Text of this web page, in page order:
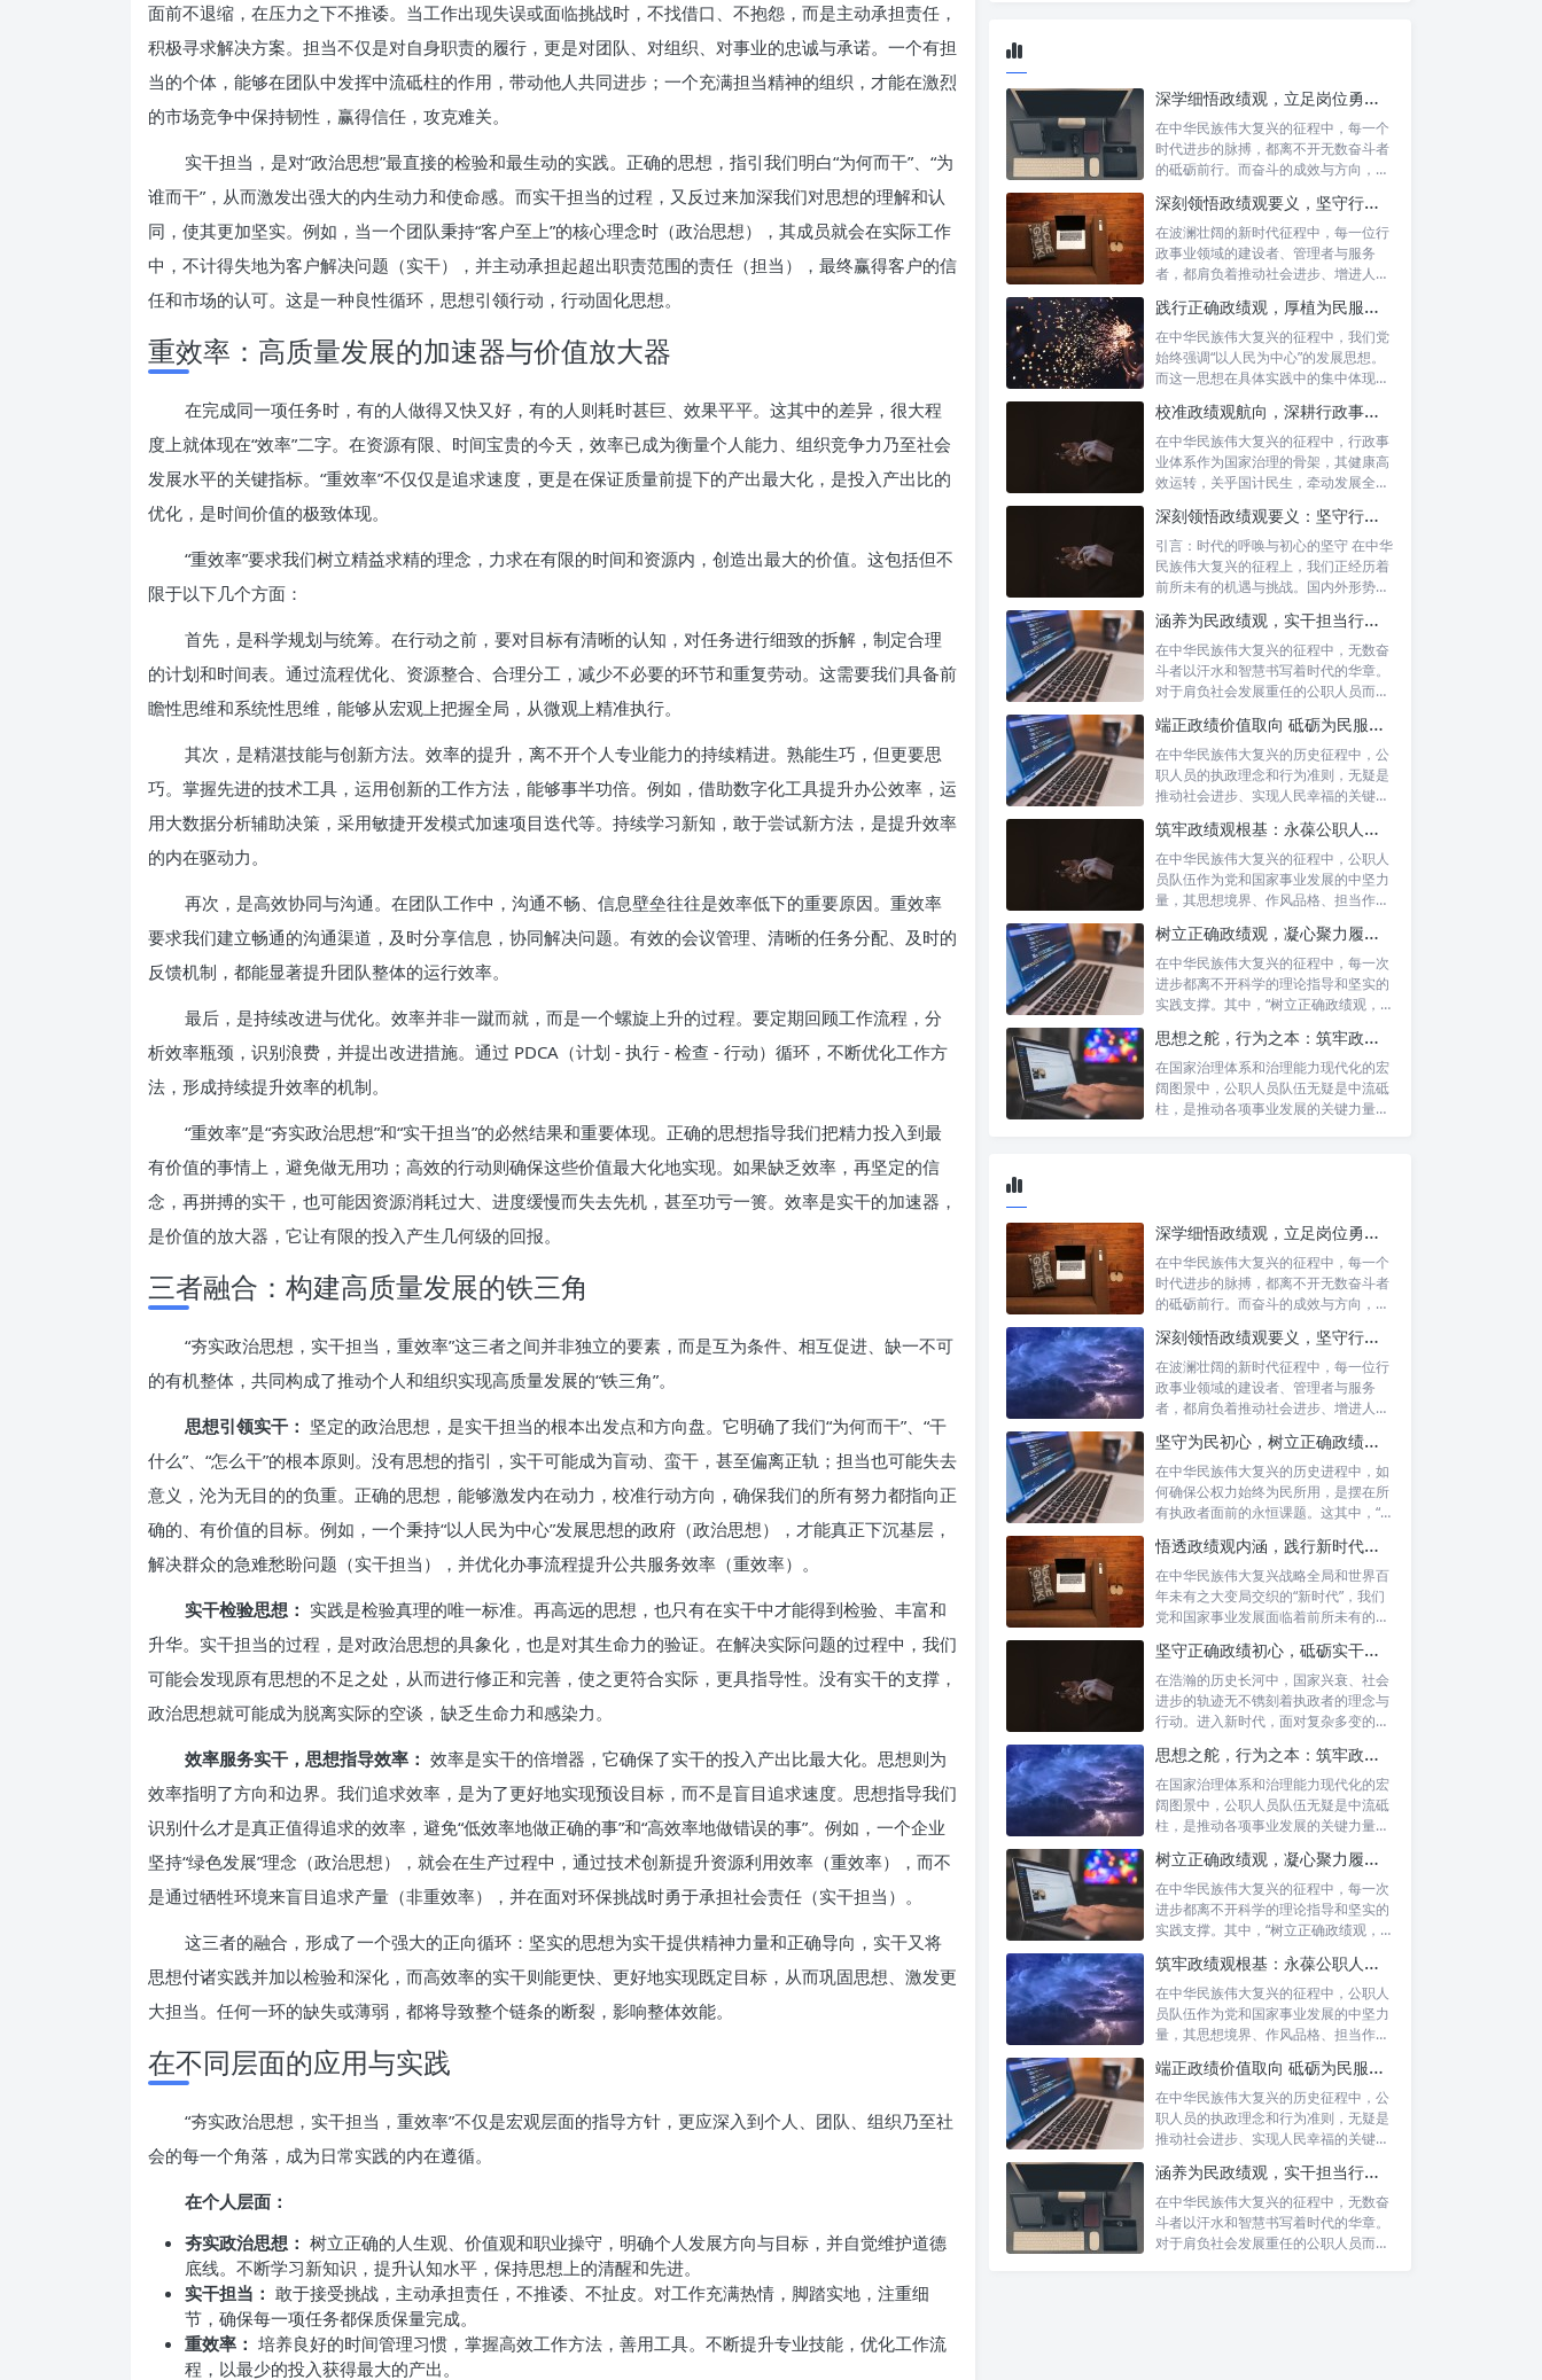
面前不退缩，在压力之下不推诿。当工作出现失误或面临挑战时，不找借口、不抱怨，而是主动承担责任，
积极寻求解决方案。担当不仅是对自身职责的履行，更是对团队、对组织、对事业的忠诚与承诺。一个有担
当的个体，能够在团队中发挥中流砥柱的作用，带动他人共同进步；一个充满担当精神的组织，才能在激烈
的市场竞争中保持韧性，赢得信任，攻克难关。
实干担当，是对“政治思想”最直接的检验和最生动的实践。正确的思想，指引我们明白“为何而干”、“为
谁而干”，从而激发出强大的内生动力和使命感。而实干担当的过程，又反过来加深我们对思想的理解和认
同，使其更加坚实。例如，当一个团队秉持“客户至上”的核心理念时（政治思想），其成员就会在实际工作
中，不计得失地为客户解决问题（实干），并主动承担起超出职责范围的责任（担当），最终赢得客户的信
任和市场的认可。这是一种良性循环，思想引领行动，行动固化思想。
重效率：高质量发展的加速器与价值放大器
在完成同一项任务时，有的人做得又快又好，有的人则耗时甚巨、效果平平。这其中的差异，很大程
度上就体现在“效率”二字。在资源有限、时间宝贵的今天，效率已成为衡量个人能力、组织竞争力乃至社会
发展水平的关键指标。“重效率”不仅仅是追求速度，更是在保证质量前提下的产出最大化，是投入产出比的
优化，是时间价值的极致体现。
“重效率”要求我们树立精益求精的理念，力求在有限的时间和资源内，创造出最大的价值。这包括但不
限于以下几个方面：
首先，是科学规划与统筹。在行动之前，要对目标有清晰的认知，对任务进行细致的拆解，制定合理
的计划和时间表。通过流程优化、资源整合、合理分工，减少不必要的环节和重复劳动。这需要我们具备前
瞻性思维和系统性思维，能够从宏观上把握全局，从微观上精准执行。
其次，是精湛技能与创新方法。效率的提升，离不开个人专业能力的持续精进。熟能生巧，但更要思
巧。掌握先进的技术工具，运用创新的工作方法，能够事半功倍。例如，借助数字化工具提升办公效率，运
用大数据分析辅助决策，采用敏捷开发模式加速项目迭代等。持续学习新知，敢于尝试新方法，是提升效率
的内在驱动力。
再次，是高效协同与沟通。在团队工作中，沟通不畅、信息壁垒往往是效率低下的重要原因。重效率
要求我们建立畅通的沟通渠道，及时分享信息，协同解决问题。有效的会议管理、清晰的任务分配、及时的
反馈机制，都能显著提升团队整体的运行效率。
最后，是持续改进与优化。效率并非一蹴而就，而是一个螺旋上升的过程。要定期回顾工作流程，分
析效率瓶颈，识别浪费，并提出改进措施。通过 PDCA（计划 - 执行 - 检查 - 行动）循环，不断优化工作方
法，形成持续提升效率的机制。
“重效率”是“夯实政治思想”和“实干担当”的必然结果和重要体现。正确的思想指导我们把精力投入到最
有价值的事情上，避免做无用功；高效的行动则确保这些价值最大化地实现。如果缺乏效率，再坚定的信
念，再拼搏的实干，也可能因资源消耗过大、进度缓慢而失去先机，甚至功亏一篑。效率是实干的加速器，
是价值的放大器，它让有限的投入产生几何级的回报。
三者融合：构建高质量发展的铁三角
“夯实政治思想，实干担当，重效率”这三者之间并非独立的要素，而是互为条件、相互促进、缺一不可
的有机整体，共同构成了推动个人和组织实现高质量发展的“铁三角”。
思想引领实干： 坚定的政治思想，是实干担当的根本出发点和方向盘。它明确了我们“为何而干”、“干
什么”、“怎么干”的根本原则。没有思想的指引，实干可能成为盲动、蛮干，甚至偏离正轨；担当也可能失去
意义，沦为无目的的负重。正确的思想，能够激发内在动力，校准行动方向，确保我们的所有努力都指向正
确的、有价值的目标。例如，一个秉持“以人民为中心”发展思想的政府（政治思想），才能真正下沉基层，
解决群众的急难愁盼问题（实干担当），并优化办事流程提升公共服务效率（重效率）。
实干检验思想： 实践是检验真理的唯一标准。再高远的思想，也只有在实干中才能得到检验、丰富和
升华。实干担当的过程，是对政治思想的具象化，也是对其生命力的验证。在解决实际问题的过程中，我们
可能会发现原有思想的不足之处，从而进行修正和完善，使之更符合实际，更具指导性。没有实干的支撑，
政治思想就可能成为脱离实际的空谈，缺乏生命力和感染力。
效率服务实干，思想指导效率： 效率是实干的倍增器，它确保了实干的投入产出比最大化。思想则为
效率指明了方向和边界。我们追求效率，是为了更好地实现预设目标，而不是盲目追求速度。思想指导我们
识别什么才是真正值得追求的效率，避免“低效率地做正确的事”和“高效率地做错误的事”。例如，一个企业
坚持“绿色发展”理念（政治思想），就会在生产过程中，通过技术创新提升资源利用效率（重效率），而不
是通过牺牲环境来盲目追求产量（非重效率），并在面对环保挑战时勇于承担社会责任（实干担当）。
这三者的融合，形成了一个强大的正向循环：坚实的思想为实干提供精神力量和正确导向，实干又将
思想付诸实践并加以检验和深化，而高效率的实干则能更快、更好地实现既定目标，从而巩固思想、激发更
大担当。任何一环的缺失或薄弱，都将导致整个链条的断裂，影响整体效能。
在不同层面的应用与实践
“夯实政治思想，实干担当，重效率”不仅是宏观层面的指导方针，更应深入到个人、团队、组织乃至社
会的每一个角落，成为日常实践的内在遵循。
在个人层面：
夯实政治思想： 树立正确的人生观、价值观和职业操守，明确个人发展方向与目标，并自觉维护道德
底线。不断学习新知识，提升认知水平，保持思想上的清醒和先进。
实干担当： 敢于接受挑战，主动承担责任，不推诿、不扯皮。对工作充满热情，脚踏实地，注重细
节，确保每一项任务都保质保量完成。
重效率： 培养良好的时间管理习惯，掌握高效工作方法，善用工具。不断提升专业技能，优化工作流
程，以最少的投入获得最大的产出。
深学细悟政绩观，立足岗位勇争先：新时代奋斗者的思想指引与实践航标
在中华民族伟大复兴的征程中，每一个
时代进步的脉搏，都离不开无数奋斗者
的砥砺前行。而奋斗的成效与方向，又
深刻领悟政绩观要义，坚守行政事业初心：新时代公仆的责任与担当
在波澜壮阔的新时代征程中，每一位行
政事业领域的建设者、管理者与服务
者，都肩负着推动社会进步、增进人民
践行正确政绩观，厚植为民服务根基：迈向高质量发展的根本遵循
在中华民族伟大复兴的征程中，我们党
始终强调“以人民为中心”的发展思想。
而这一思想在具体实践中的集中体现，
校准政绩观航向，深耕行政事业本职：新时代高质量发展的双重 imperative
在中华民族伟大复兴的征程中，行政事
业体系作为国家治理的骨架，其健康高
效运转，关乎国计民生，牵动发展全
深刻领悟政绩观要义：坚守行政事业初心，绘就为民服务新篇章
引言：时代的呼唤与初心的坚守 在中华
民族伟大复兴的征程上，我们正经历着
前所未有的机遇与挑战。国内外形势复
涵养为民政绩观，实干担当行稳致远：新时代公仆的价值坐标与实践航向
在中华民族伟大复兴的征程中，无数奋
斗者以汗水和智慧书写着时代的华章。
对于肩负社会发展重任的公职人员而
端正政绩价值取向 砥砺为民服务初心：新时代公仆的责任与担当
在中华民族伟大复兴的历史征程中，公
职人员的执政理念和行为准则，无疑是
推动社会进步、实现人民幸福的关键所
筑牢政绩观根基：永葆公职人员本色的时代考量与实践路径
在中华民族伟大复兴的征程中，公职人
员队伍作为党和国家事业发展的中坚力
量，其思想境界、作风品格、担当作为
树立正确政绩观，凝心聚力履职尽责：新时代下的治理智慧与实践路径
在中华民族伟大复兴的征程中，每一次
进步都离不开科学的理论指导和坚实的
实践支撑。其中，“树立正确政绩观，凝
思想之舵，行为之本：筑牢政绩观根基，永葆公职人员本色
在国家治理体系和治理能力现代化的宏
阔图景中，公职人员队伍无疑是中流砥
柱，是推动各项事业发展的关键力量。
深学细悟政绩观，立足岗位勇争先：新时代奋斗者的思想指引与实践航标
在中华民族伟大复兴的征程中，每一个
时代进步的脉搏，都离不开无数奋斗者
的砥砺前行。而奋斗的成效与方向，又
深刻领悟政绩观要义，坚守行政事业初心：新时代公仆的责任与担当
在波澜壮阔的新时代征程中，每一位行
政事业领域的建设者、管理者与服务
者，都肩负着推动社会进步、增进人民
坚守为民初心，树立正确政绩观念：以人民为中心的治理之道
在中华民族伟大复兴的历史进程中，如
何确保公权力始终为民所用，是摆在所
有执政者面前的永恒课题。这其中，“坚
悟透政绩观内涵，践行新时代使命：书写高质量发展的时代答卷
在中华民族伟大复兴战略全局和世界百
年未有之大变局交织的“新时代”，我们
党和国家事业发展面临着前所未有的机
坚守正确政绩初心，砥砺实干担当精神：新时代高质量发展的核心引擎
在浩瀚的历史长河中，国家兴衰、社会
进步的轨迹无不镌刻着执政者的理念与
行动。进入新时代，面对复杂多变的国
思想之舵，行为之本：筑牢政绩观根基，永葆公职人员本色
在国家治理体系和治理能力现代化的宏
阔图景中，公职人员队伍无疑是中流砥
柱，是推动各项事业发展的关键力量。
树立正确政绩观，凝心聚力履职尽责：新时代下的治理智慧与实践路径
在中华民族伟大复兴的征程中，每一次
进步都离不开科学的理论指导和坚实的
实践支撑。其中，“树立正确政绩观，凝
筑牢政绩观根基：永葆公职人员本色的时代考量与实践路径
在中华民族伟大复兴的征程中，公职人
员队伍作为党和国家事业发展的中坚力
量，其思想境界、作风品格、担当作为
端正政绩价值取向 砥砺为民服务初心：新时代公仆的责任与担当
在中华民族伟大复兴的历史征程中，公
职人员的执政理念和行为准则，无疑是
推动社会进步、实现人民幸福的关键所
涵养为民政绩观，实干担当行稳致远：新时代公仆的价值坐标与实践航向
在中华民族伟大复兴的征程中，无数奋
斗者以汗水和智慧书写着时代的华章。
对于肩负社会发展重任的公职人员而